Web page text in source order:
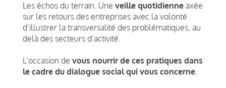
Les échos du terrain. Une veille quotidienne axée
sur les retours des entreprises avec la volonté
d’illustrer la transversalité des problématiques, au
delà des secteurs d’activité.
L’occasion de vous nourrir de ces pratiques dans
le cadre du dialogue social qui vous concerne.